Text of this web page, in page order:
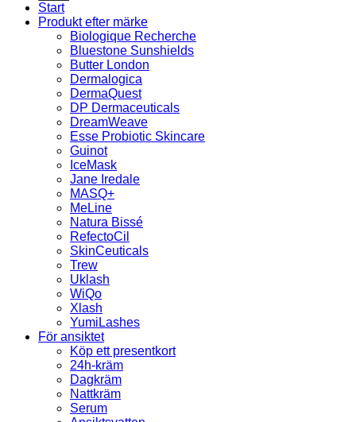
Start
Produkt efter märke
Biologique Recherche
Bluestone Sunshields
Butter London
Dermalogica
DermaQuest
DP Dermaceuticals
DreamWeave
Esse Probiotic Skincare
Guinot
IceMask
Jane Iredale
MASQ+
MeLine
Natura Bissé
RefectoCil
SkinCeuticals
Trew
Uklash
WiQo
Xlash
YumiLashes
För ansiktet
Köp ett presentkort
24h-kräm
Dagkräm
Nattkräm
Serum